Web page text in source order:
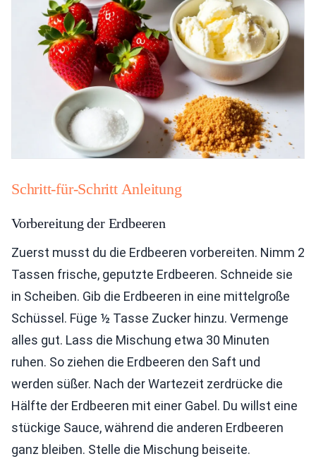
Schritt-für-Schritt Anleitung
Vorbereitung der Erdbeeren
Zuerst musst du die Erdbeeren vorbereiten. Nimm 2
Tassen frische, geputzte Erdbeeren. Schneide sie
in Scheiben. Gib die Erdbeeren in eine mittelgroße
Schüssel. Füge ½ Tasse Zucker hinzu. Vermenge
alles gut. Lass die Mischung etwa 30 Minuten
ruhen. So ziehen die Erdbeeren den Saft und
werden süßer. Nach der Wartezeit zerdrücke die
Hälfte der Erdbeeren mit einer Gabel. Du willst eine
stückige Sauce, während die anderen Erdbeeren
ganz bleiben. Stelle die Mischung beiseite.